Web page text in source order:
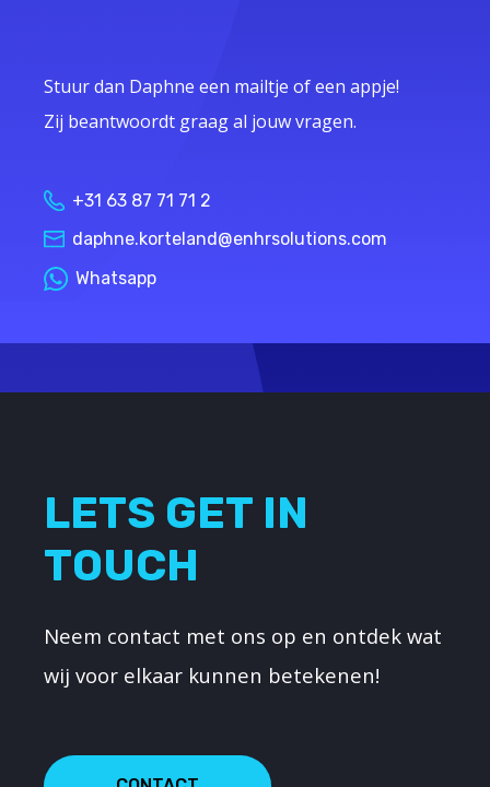
Stuur dan Daphne een mailtje of een appje!
Zij beantwoordt graag al jouw vragen.
+31 63 87 71 71 2
daphne.korteland@enhrsolutions.com
Whatsapp
LETS GET IN
TOUCH
Neem contact met ons op en ontdek wat
wij voor elkaar kunnen betekenen!